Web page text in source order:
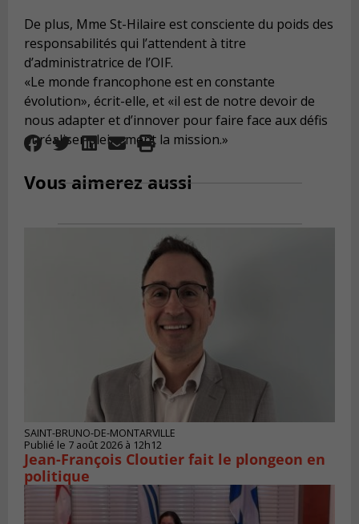
De plus, Mme St-Hilaire est consciente du poids des
responsabilités qui l’attendent à titre
d’administratrice de l’OIF.
«Le monde francophone est en constante
évolution», écrit-elle, et «il est de notre devoir de
nous adapter et d’innover pour faire face aux défis
et réaliser pleinement la mission.»
Vous aimerez aussi
SAINT-BRUNO-DE-MONTARVILLE
Publié le 7 août 2026 à 12h12
Jean-François Cloutier fait le plongeon en
politique